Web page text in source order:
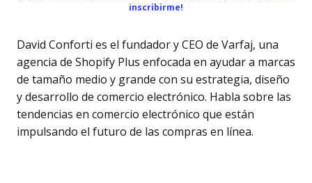
inscribirme!
David Conforti es el fundador y CEO de Varfaj, una
agencia de Shopify Plus enfocada en ayudar a marcas
de tamaño medio y grande con su estrategia, diseño
y desarrollo de comercio electrónico. Habla sobre las
tendencias en comercio electrónico que están
impulsando el futuro de las compras en línea.